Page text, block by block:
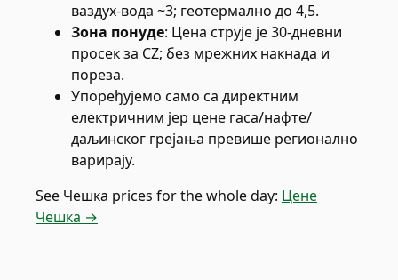
ваздух-вода ~3; геотермално до 4,5.
Зона понуде: Цена струје је 30-дневни
просек за CZ; без мрежних накнада и
пореза.
Упоређујемо само са директним
електричним јер цене гаса/нафте/
даљинског грејања превише регионално
варирају.
See Чешка prices for the whole day: Цене
Чешка →